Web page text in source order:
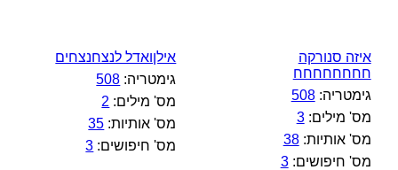
איזה סנורקה
חחחחחחחח
גימטריה:508
מס' מילים:3
מס' אותיות:38
מס' חיפושים:3
אילןואדל לנצחנצחים
גימטריה: 508
מס' מילים: 2
מס' אותיות: 35
מס' חיפושים: 3